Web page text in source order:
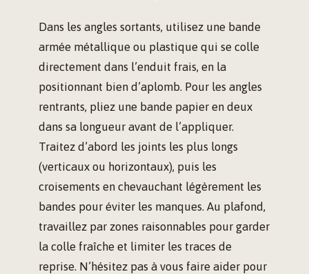
Dans les angles sortants, utilisez une bande
armée métallique ou plastique qui se colle
directement dans l’enduit frais, en la
positionnant bien d’aplomb. Pour les angles
rentrants, pliez une bande papier en deux
dans sa longueur avant de l’appliquer.
Traitez d’abord les joints les plus longs
(verticaux ou horizontaux), puis les
croisements en chevauchant légèrement les
bandes pour éviter les manques. Au plafond,
travaillez par zones raisonnables pour garder
la colle fraîche et limiter les traces de
reprise. N’hésitez pas à vous faire aider pour